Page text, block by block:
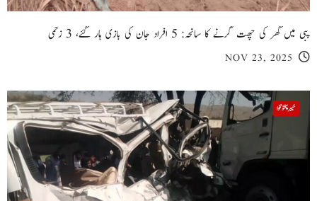
پبی میں گھر کی چھت گرنے کا سانحہ: 5 افراد جان کی بازی ہار گئے، 3 زخمی
NOV 23, 2025
خیبر پختونخوا